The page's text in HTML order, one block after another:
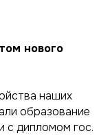
нового
наших
образование
с дипломом гос.